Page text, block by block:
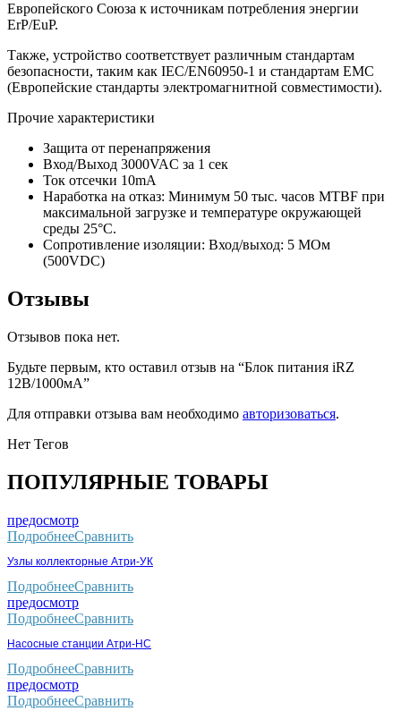
Европейского Союза к источникам потребления энергии
ErP/EuP.
Также, устройство соответствует различным стандартам
безопасности, таким как IEC/EN60950-1 и стандартам EMC
(Европейские стандарты электромагнитной совместимости).
Прочие характеристики
Защита от перенапряжения
Вход/Выход 3000VAC за 1 сек
Ток отсечки 10mA
Наработка на отказ: Минимум 50 тыс. часов MTBF при
максимальной загрузке и температуре окружающей
среды 25°C.
Сопротивление изоляции: Вход/выход: 5 МОм
(500VDC)
Отзывы
Отзывов пока нет.
Будьте первым, кто оставил отзыв на “Блок питания iRZ
12В/1000мА”
Для отправки отзыва вам необходимо авторизоваться.
Нет Тегов
ПОПУЛЯРНЫЕ ТОВАРЫ
предосмотр
ПодробнееСравнить
Узлы коллекторные Атри-УК
ПодробнееСравнить
предосмотр
ПодробнееСравнить
Насосные станции Атри-НС
ПодробнееСравнить
предосмотр
ПодробнееСравнить